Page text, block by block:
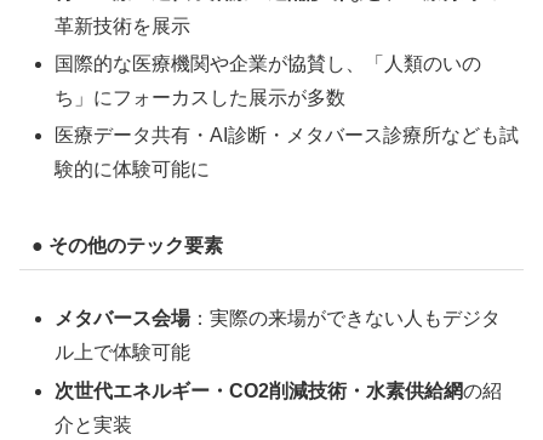
革新技術を展示
国際的な医療機関や企業が協賛し、「人類のいの
ち」にフォーカスした展示が多数
医療データ共有・AI診断・メタバース診療所なども試
験的に体験可能に
● その他のテック要素
メタバース会場：実際の来場ができない人もデジタ
ル上で体験可能
次世代エネルギー・CO2削減技術・水素供給網の紹
介と実装